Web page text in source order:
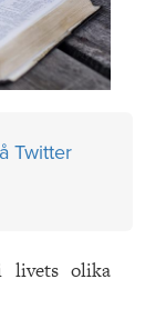
Twitter
livets olika